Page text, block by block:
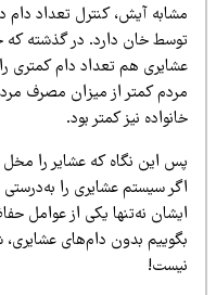
آیش، کنترل تعداد دام در هر
خان دارد. در گذشته که خان‌ها
هم تعداد دام کمتری را
کمتر از میزان مصرف مردم
نیز کمتر بود.
این نگاه که عشایر را مخل
سیستم عشایری را به‌درستی
نه‌تنها یکی از عوامل حفاظت
بدون دام‌های عشایری، شاید